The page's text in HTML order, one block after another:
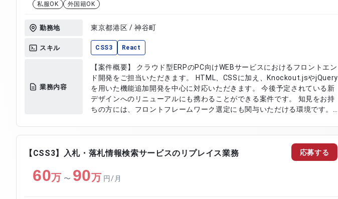
私服OK 外国籍OK
勤務地 東京都港区 / 神谷町
スキル CSS3 React
業務内容
【案件概要】 クラウド型ERPのPC向けWEBサービスにおけるフロントエン
ド開発をご担当いただきます。 HTML、CSSに加え、Knockout.jsやjQuery
を用いた機能追加開発を中心に対応いただきます。 今後予定されている新
デザインへのリニューアルにも携わることができる案件です。 知見をお持
ちの方には、フロントフレームワーク選定にも関与いただける環境です。
技術検討対応
【CSS3】入札・落札情報検索サービスのリプレイス業務
60万 〜 90万 円/月
応募する